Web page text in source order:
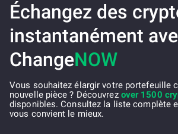
Échangez des
instantanément
ChangeNOW
Vous souhaitez élargir votre portefeuille
nouvelle pièce ? Découvrez over 1500
disponibles. Consultez la liste complète
vous convient le mieux.